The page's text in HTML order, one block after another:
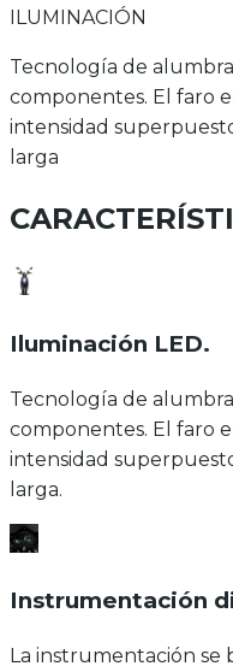
ILUMINACIÓN
Tecnología de
componentes. El faro
intensidad
larga
Iluminación LED.
Tecnología de
componentes. El faro
intensidad
larga.
Instrumentación
La instrumentación se